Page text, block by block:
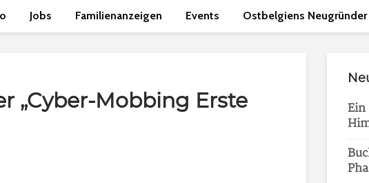
Jobs Familienanzeigen Events Ostbelgiens Neugründer
„Cyber-Mobbing Erste
Ein